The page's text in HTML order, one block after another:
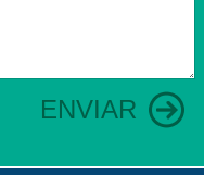
ENVIAR